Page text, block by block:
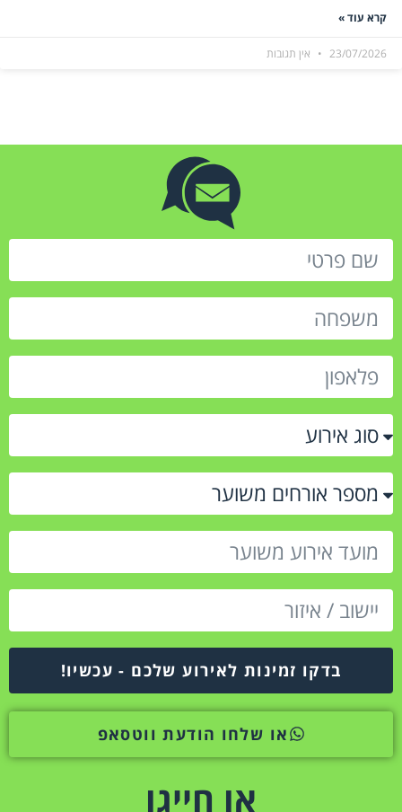
קרא עוד »
23/07/2026 אין תגובות
בדקו זמינות לאירוע שלכם - עכשיו!
או שלחו הודעת ווטסאפ
או חייגו